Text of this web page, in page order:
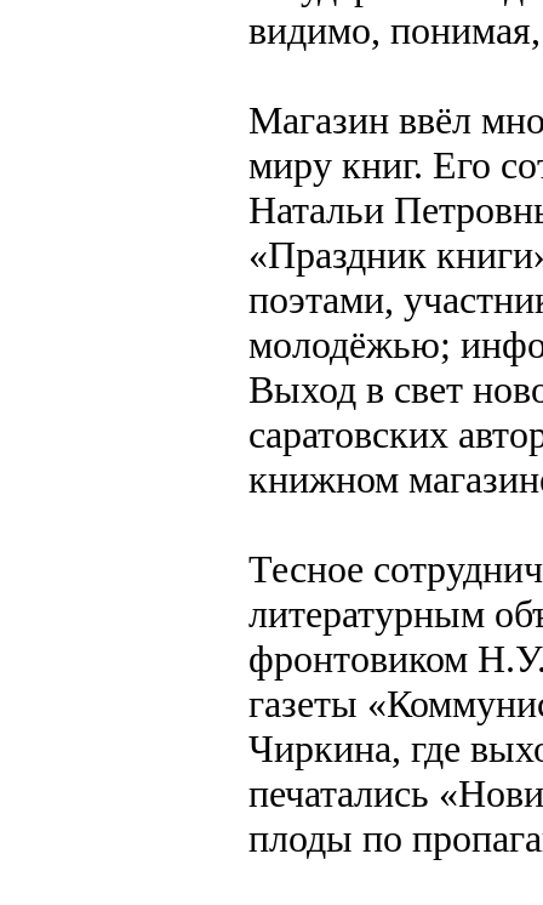
видимо,
Магазин ввёл
миру книг. Его
Натальи
«Праздник
поэтами,
молодёжью;
Выход в свет
саратовских
книжном
Тесное
литературным
фронтовиком
газеты
Чиркина, где
печатались
плоды по